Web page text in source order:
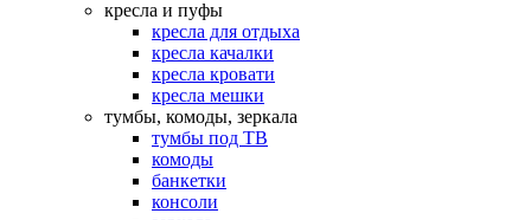
кресла и пуфы
кресла для отдыха
кресла качалки
кресла кровати
кресла мешки
тумбы, комоды, зеркала
тумбы под ТВ
комоды
банкетки
консоли